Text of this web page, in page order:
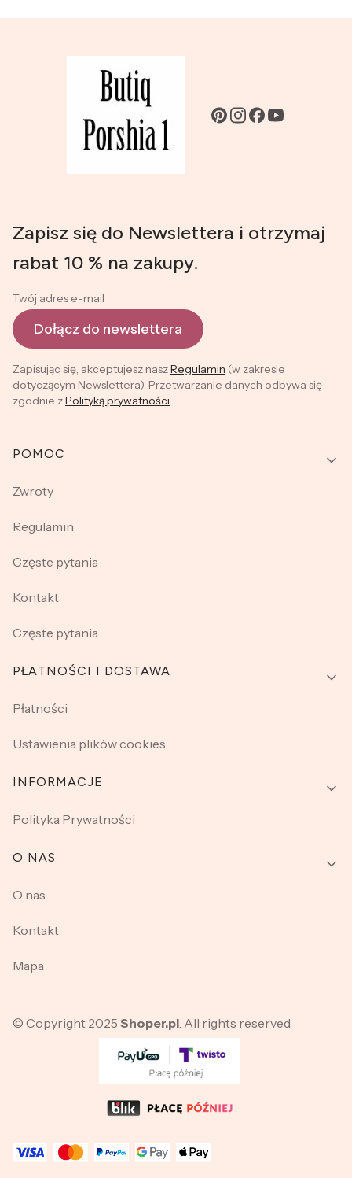
Zapisz się do Newslettera i otrzymaj
rabat 10 % na zakupy.
Twój adres e-mail
Dołącz do newslettera
Zapisując się, akceptujesz naszRegulamin (w zakresie
dotyczącym Newslettera). Przetwarzanie danych odbywa się
zgodnie zPolityką prywatności.
Linki w stopce
POMOC
Zwroty
Regulamin
Częste pytania
Kontakt
Częste pytania
PŁATNOŚCI I DOSTAWA
Płatności
Ustawienia plików cookies
INFORMACJE
Polityka Prywatności
O NAS
O nas
Kontakt
Mapa
© Copyright 2025 Shoper.pl. All rights reserved